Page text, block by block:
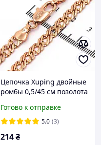
Цепочка Xuping двойные
ромбы 0,5/45 см позолота
Готово к отправке
5.0 (3)
214₴